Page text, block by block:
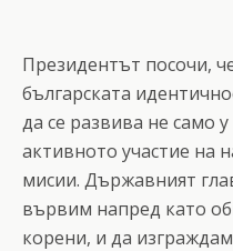
Президентът посочи,
българската
да се развива не само
активното участие на
мисии. Държавният
вървим напред като
корени, и да